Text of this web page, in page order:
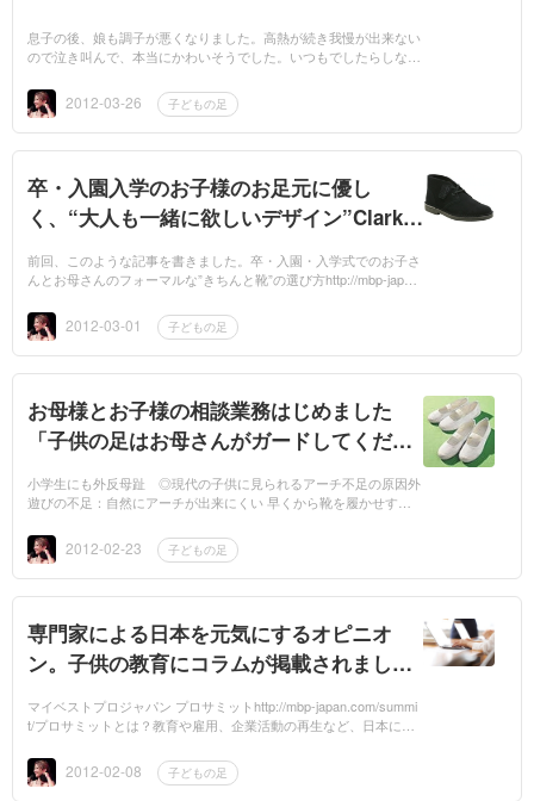
息子の後、娘も調子が悪くなりました。高熱が続き我慢が出来ない
ので泣き叫んで、本当にかわいそうでした。いつもでしたらしなや
硬くなっていま...
2012-03-26 子どもの足
卒・入園入学のお子様のお足元に優し
く、“大人も一緒に欲しいデザイン”Clarks
ズ）の2012年春夏コレクション Desert B
oot Black (デザートブーツ ブラック)
前回、このような記事を書きました。卒・入園・入学式でのお子さ
んとお母さんのフォーマルな”きちんと靴”の選び方http://mbp-japan.
ャパン株...2012-03-01 子どもの足
お母様とお子様の相談業務はじめました
「子供の足はお母さんがガードしてくださ
小学生にも外反母趾 ◎現代の子供に見られるアーチ不足の原因外
遊びの不足：自然にアーチが出来にくい 早くから靴を履かせすぎ
の足をケアし...
2012-02-23 子どもの足
専門家による日本を元気にするオピニオ
ン。子供の教育にコラムが掲載されまし
マイベストプロジャパン プロサミットhttp://mbp-japan.com/summi
t/プロサミットとは？教育や雇用、企業活動の再生など、日本には
フォーカス...2012-02-08 子どもの足